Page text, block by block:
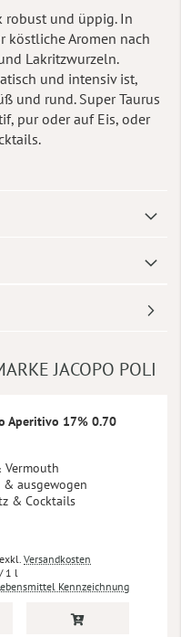
robust und üppig. In
köstliche Aromen nach
Lakritzwurzeln.
und intensiv ist,
und rund. Super Taurus
pur oder auf Eis, oder
JACOPO POLI
Aperitivo 17% 0.70
Vermouth
ausgewogen
& Cocktails
exkl. Versandkosten
/ 1 l
Kennzeichnung